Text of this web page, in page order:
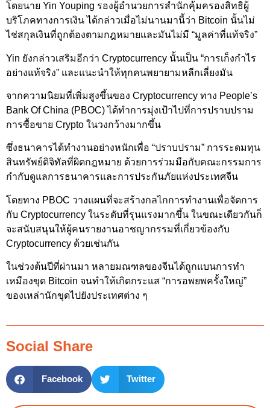
โดยนาย Yin Youping รองผู้อำนวยการสำนักคุ้มครองสิทธิผู้
บริโภคทางการเงิน ได้กล่าวเมื่อไม่นานมานี้ว่า Bitcoin นั้นไม่
ไช่สกุลเงินที่ถูกต้องตามกฎหมายและมันไม่มี “มูลค่าที่แท้จริง”
Yin ยังกล่าวเสริมอีกว่า Cryptocurrency นั้นเป็น “การเก็งกำไร
อย่างแท้จริง” และแนะนำให้ทุกคนพยายามหลีกเลี่ยงมัน
จากความนิยมที่เพิ่มสูงขึ้นของ Cryptocurrency ทาง People’s
Bank Of China (PBOC) ได้ทำการมุ่งเป้าไปที่การปราบปราม
การซื้อขาย Crypto ในวงกว้างมากขึ้น
ซึ่งธนาคารได้ทำงานอย่างหนักเพื่อ “ปราบปราม” การระดมทุน
สินทรัพย์ดิจิทัลที่ผิดกฎหมาย ด้วยการร่วมมือกับคณะกรรมการ
กำกับดูแลการธนาคารและการประกันภัยแห่งประเทศจีน
โดยทาง PBOC วางแผนที่จะสร้างกลไกการทำงานเพื่อจัดการ
กับ Cryptocurrency ในระดับที่รุนแรงมากขึ้น ในขณะเดียวกันก็
จะสนับสนุนให้ผู้คนรายงานอาชญากรรมที่เกี่ยวข้องกับ
Cryptocurrency ด้วยเช่นกัน
ในช่วงต้นปีที่ผ่านมา หลายมณฑลของจีนได้ถูกแบนการทำ
เหมืองขุด Bitcoin จนทำให้เกิดกระแส “การอพยพครั้งใหญ่”
ของเหล่านักขุดไปยังประเทศต่าง ๆ
Social Share
Facebook Twitter